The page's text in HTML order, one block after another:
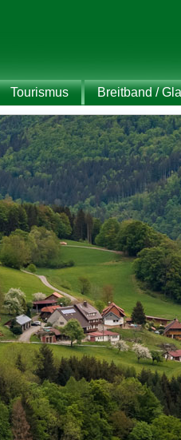
Tourismus Breitband /